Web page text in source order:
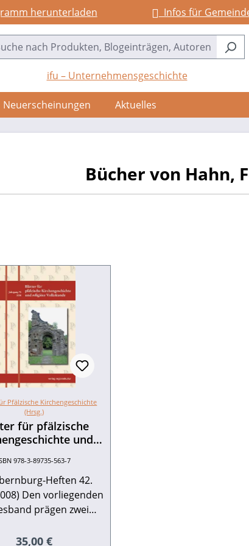
herunterladen Infos für
ifu – Unternehmensgeschichte
Neuerscheinungen Aktuelles
Bücher von Hahn,
Pfälzische Kirchengeschichte
(Hrsg.)
für pfälzische
und
2008
978-3-89735-563-7
Heften 42.
prägen zwei
Zyklus befasst sich
Regulärer Preis:
35,00 €